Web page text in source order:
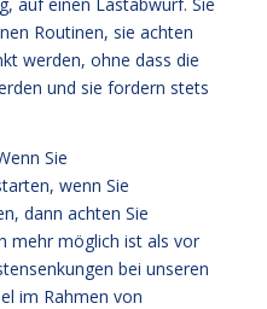
Routinen, sie achten
werden, ohne dass die
und sie fordern stets
Sie
wenn Sie
dann achten Sie
mehr möglich ist als vor
bei unseren
im Rahmen von